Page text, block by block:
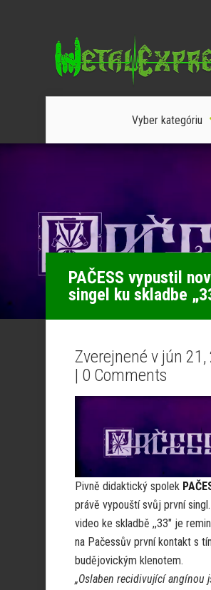
Vyber kategóriu
PAČESS vypustil
singel ku skladbe
Zverejnené v jún
| 0 Comments
Pivně didaktický spolek
právě vypouští svůj první
video ke skladbě ,,33″ je
na Pačessův první kontakt s
budějovickým klenotem.
„Oslaben recidivující angínou